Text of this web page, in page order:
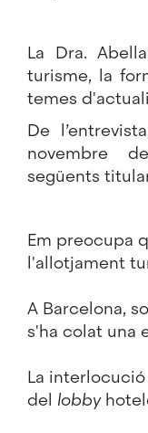
La Dra.
turisme, la
temes
De
novembre
següents
Em preocupa
l'allotjament
A Barcelona,
s'ha colat una
La
del lobby